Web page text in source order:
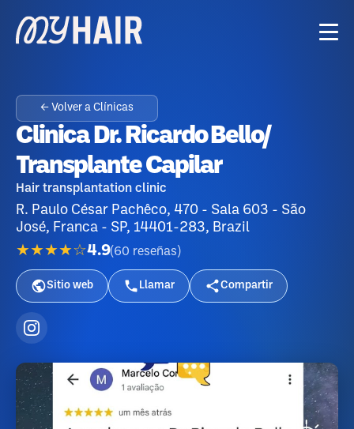
← Volver a Clínicas
Clinica Dr. Ricardo Bello/
Transplante Capilar
Hair transplantation clinic
R. Paulo César Pachêco, 470 - Sala 603 - São
José, Franca - SP, 14401-283, Brazil
★★★★☆4.9(60 reseñas )
Sitio web Llamar Compartir